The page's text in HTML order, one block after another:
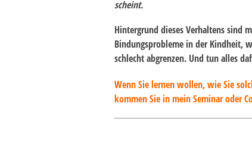
scheint.
Hintergrund dieses Verhaltens sind
Bindungsprobleme in der Kindheit,
schlecht abgrenzen. Und tun alles
Wenn Sie lernen wollen, wie Sie
kommen Sie in mein Seminar oder